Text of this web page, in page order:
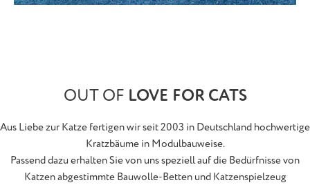
OUT OF LOVE FOR CATS
Aus Liebe zur Katze fertigen wir seit 2003 in Deutschland hochwertige
Kratzbäume in Modulbauweise.
Passend dazu erhalten Sie von uns speziell auf die Bedürfnisse von
Katzen abgestimmte Bauwolle-Betten und Katzenspielzeug